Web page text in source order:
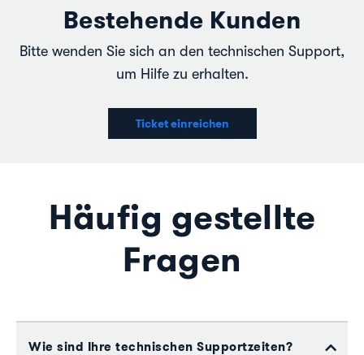
Bestehende Kunden
Bitte wenden Sie sich an den technischen Support,
um Hilfe zu erhalten.
Ticket einreichen
Häufig gestellte
Fragen
Wie sind Ihre technischen Supportzeiten?